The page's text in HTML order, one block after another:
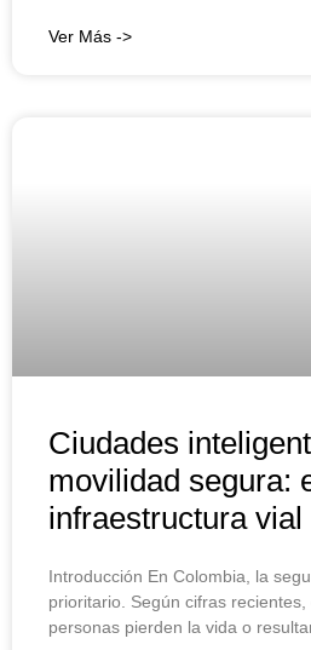
Ver Más ->
Ciudades
movilidad segura:
infraestructura vial
Introducción En Colombia, la
prioritario. Según cifras
personas pierden la vida o